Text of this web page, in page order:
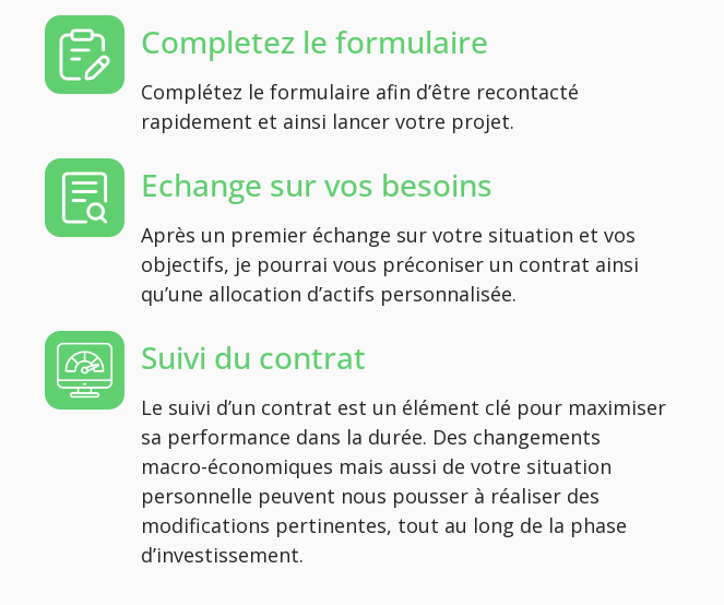
Completez le formulaire
Complétez le formulaire afin d’être recontacté
rapidement et ainsi lancer votre projet.
Echange sur vos besoins
Après un premier échange sur votre situation et vos
objectifs, je pourrai vous préconiser un contrat ainsi
qu’une allocation d’actifs personnalisée.
Suivi du contrat
Le suivi d’un contrat est un élément clé pour maximiser
sa performance dans la durée. Des changements
macro-économiques mais aussi de votre situation
personnelle peuvent nous pousser à réaliser des
modifications pertinentes, tout au long de la phase
d’investissement.